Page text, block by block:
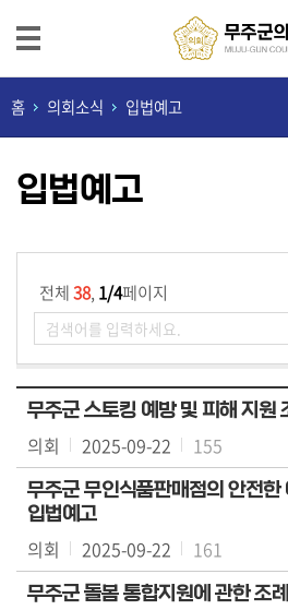
본문으로 바로
메인메뉴 바로
의
회
내
기
능
의
원
소
개
의
회
소
식
홈 의회소식 입법예고
입법예고
전체38, 1/4페이지
무주군 스토킹 예방 및 피해 지원
의회 2025-09-22 155
무주군 무인식품판매점의 안전한
입법예고
의회 2025-09-22 161
무주군 돌봄 통합지원에 관한 조